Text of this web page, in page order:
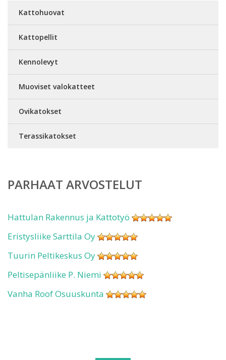
Kattohuovat
Kattopellit
Kennolevyt
Muoviset valokatteet
Ovikatokset
Terassikatokset
PARHAAT ARVOSTELUT
Hattulan Rakennus ja Kattotyö
Eristysliike Sarttila Oy
Tuurin Peltikeskus Oy
Peltisepänliike P. Niemi
Vanha Roof Osuuskunta